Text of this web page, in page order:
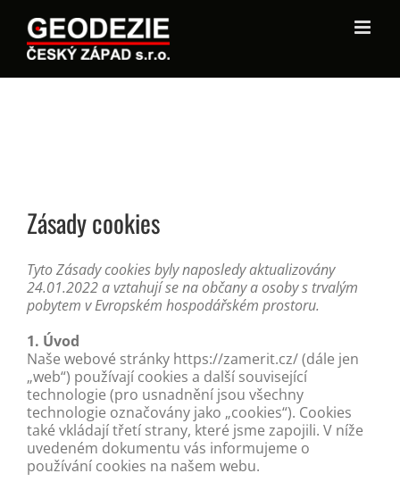
Zásady cookies
Tyto Zásady cookies byly naposledy aktualizovány
24.01.2022 a vztahují se na občany a osoby s trvalým
pobytem v Evropském hospodářském prostoru.
1. Úvod
Naše webové stránky https://zamerit.cz/ (dále jen
„web“) používají cookies a další související
technologie (pro usnadnění jsou všechny
technologie označovány jako „cookies“). Cookies
také vkládají třetí strany, které jsme zapojili. V níže
uvedeném dokumentu vás informujeme o
používání cookies na našem webu.